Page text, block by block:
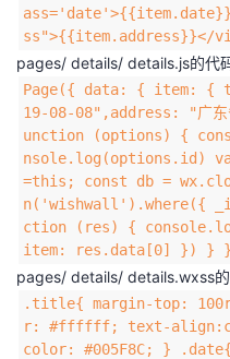
ss">{{item.address}}</
pages/ details/ details.js的代
Page({ data: { item: {
19-08-08",address: "广
unction (options) {
nsole.log(options.id)
=this; const db =
n('wishwall').where({
ction (res) {
item: res.data[0] }) }
pages/ details/ details.wxss
.title{ margin-top:
r: #ffffff; text-
color: #005F8C; }